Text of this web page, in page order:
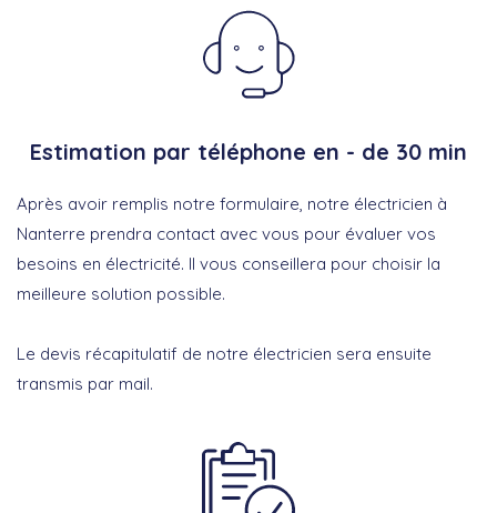
Estimation par téléphone en - de 30 min
Après avoir remplis notre formulaire, notre électricien à
Nanterre prendra contact avec vous pour évaluer vos
besoins en électricité. Il vous conseillera pour choisir la
meilleure solution possible.
Le devis récapitulatif de notre électricien sera ensuite
transmis par mail.